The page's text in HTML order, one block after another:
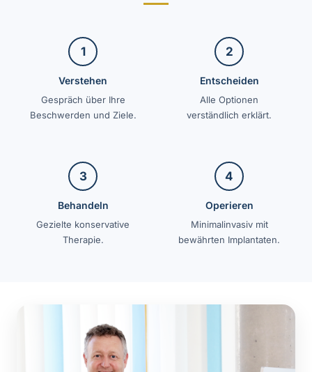
1
Verstehen
Gespräch über Ihre
Beschwerden und Ziele.
2
Entscheiden
Alle Optionen
verständlich erklärt.
3
Behandeln
Gezielte konservative
Therapie.
4
Operieren
Minimalinvasiv mit
bewährten Implantaten.